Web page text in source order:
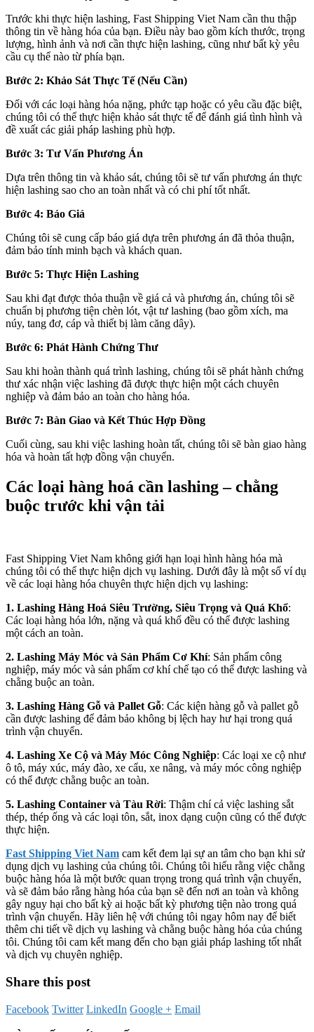
Trước khi thực hiện lashing, Fast Shipping Viet Nam cần thu thập
thông tin về hàng hóa của bạn. Điều này bao gồm kích thước, trọng
lượng, hình ảnh và nơi cần thực hiện lashing, cũng như bất kỳ yêu
cầu cụ thể nào từ phía bạn.
Bước 2: Khảo Sát Thực Tế (Nếu Cần)
Đối với các loại hàng hóa nặng, phức tạp hoặc có yêu cầu đặc biệt,
chúng tôi có thể thực hiện khảo sát thực tế để đánh giá tình hình và
đề xuất các giải pháp lashing phù hợp.
Bước 3: Tư Vấn Phương Án
Dựa trên thông tin và khảo sát, chúng tôi sẽ tư vấn phương án thực
hiện lashing sao cho an toàn nhất và có chi phí tốt nhất.
Bước 4: Báo Giá
Chúng tôi sẽ cung cấp báo giá dựa trên phương án đã thỏa thuận,
đảm bảo tính minh bạch và khách quan.
Bước 5: Thực Hiện Lashing
Sau khi đạt được thỏa thuận về giá cả và phương án, chúng tôi sẽ
chuẩn bị phương tiện chèn lót, vật tư lashing (bao gồm xích, ma
núy, tang đơ, cáp và thiết bị làm căng dây).
Bước 6: Phát Hành Chứng Thư
Sau khi hoàn thành quá trình lashing, chúng tôi sẽ phát hành chứng
thư xác nhận việc lashing đã được thực hiện một cách chuyên
nghiệp và đảm bảo an toàn cho hàng hóa.
Bước 7: Bàn Giao và Kết Thúc Hợp Đồng
Cuối cùng, sau khi việc lashing hoàn tất, chúng tôi sẽ bàn giao hàng
hóa và hoàn tất hợp đồng vận chuyển.
Các loại hàng hoá cần lashing – chằng
buộc trước khi vận tải
Fast Shipping Viet Nam không giới hạn loại hình hàng hóa mà
chúng tôi có thể thực hiện dịch vụ lashing. Dưới đây là một số ví dụ
về các loại hàng hóa chuyên thực hiện dịch vụ lashing:
1. Lashing Hàng Hoá Siêu Trường, Siêu Trọng và Quá Khổ:
Các loại hàng hóa lớn, nặng và quá khổ đều có thể được lashing
một cách an toàn.
2. Lashing Máy Móc và Sản Phẩm Cơ Khí: Sản phẩm công
nghiệp, máy móc và sản phẩm cơ khí chế tạo có thể được lashing và
chằng buộc an toàn.
3. Lashing Hàng Gỗ và Pallet Gỗ: Các kiện hàng gỗ và pallet gỗ
cần được lashing để đảm bảo không bị lệch hay hư hại trong quá
trình vận chuyển.
4. Lashing Xe Cộ và Máy Móc Công Nghiệp: Các loại xe cộ như
ô tô, máy xúc, máy đào, xe cẩu, xe nâng, và máy móc công nghiệp
có thể được chằng buộc an toàn.
5. Lashing Container và Tàu Rời: Thậm chí cả việc lashing sắt
thép, thép ống và các loại tôn, sắt, inox dạng cuộn cũng có thể được
thực hiện.
Fast Shipping Viet Nam cam kết đem lại sự an tâm cho bạn khi sử
dụng dịch vụ lashing của chúng tôi. Chúng tôi hiểu rằng việc chằng
buộc hàng hóa là một bước quan trọng trong quá trình vận chuyển,
và sẽ đảm bảo rằng hàng hóa của bạn sẽ đến nơi an toàn và không
gây nguy hại cho bất kỳ ai hoặc bất kỳ phương tiện nào trong quá
trình vận chuyển. Hãy liên hệ với chúng tôi ngay hôm nay để biết
thêm chi tiết về dịch vụ lashing và chằng buộc hàng hóa của chúng
tôi. Chúng tôi cam kết mang đến cho bạn giải pháp lashing tốt nhất
và dịch vụ chuyên nghiệp.
Share this post
Facebook Twitter LinkedIn Google + Email